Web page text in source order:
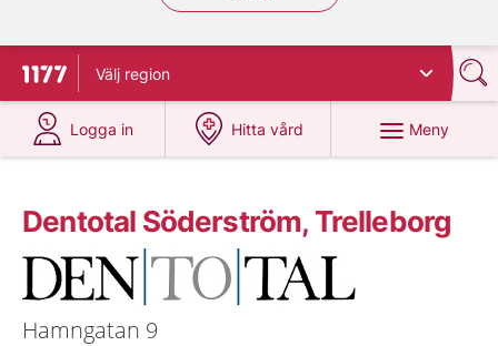
Till startsidan för 1177
Välj region
Logga in
på 1177.se
Hitta vård
på 1177.se
Meny
Dentotal Söderström, Trelleborg
Hamngatan 9